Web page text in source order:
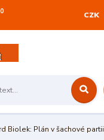
CZK
Biolek: Plán v šachové partii